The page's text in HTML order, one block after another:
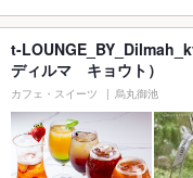
t-
ディルマ キョウト）
カフェ・スイーツ 烏丸御池